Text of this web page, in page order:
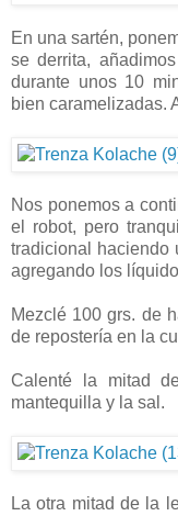
En una sartén,
se derrita,
durante unos 10
bien caramelizadas.
Nos ponemos a
el robot, pero
tradicional haciendo
agregando los
Mezclé 100 grs. de
de repostería en la
Calenté la mitad
mantequilla y la sal.
La otra mitad de la